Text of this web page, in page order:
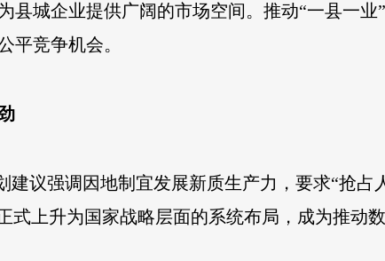
县城企业提供广阔的市场空间。推动“一县一
平竞争机会。
建议强调因地制宜发展新质生产力，要求“抢
式上升为国家战略层面的系统布局，成为推动